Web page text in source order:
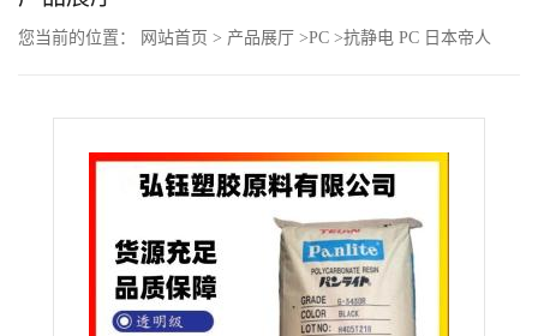
公
您当前的位置： 网站首页 > 产品展厅 >PC >抗静电 PC 日本帝人